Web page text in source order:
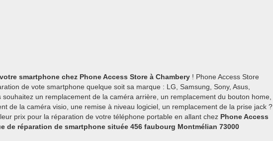
smartphone chez Phone Access Store à Chambery ! Phone Access Store
de vote smartphone quelque soit sa marque : LG, Samsung, Sony, Asus,
souhaitez un remplacement de la caméra arrière, un remplacement du bouton home,
de la caméra visio, une remise à niveau logiciel, un remplacement de la prise jack ?
prix pour la réparation de votre téléphone portable en allant chez Phone Access
de réparation de smartphone située 456 faubourg Montmélian 73000